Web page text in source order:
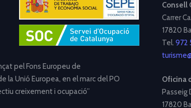
pel Fons Europeu de
la Unió Europea, en el marc del PO
creixement i ocupació”
Consell
Carrer
17820
Tel. 972
Oficina
Passeig
17820